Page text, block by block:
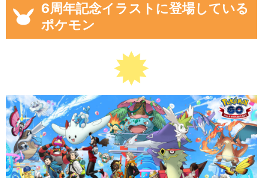
6周年記念イラストに登場している
ポケモン